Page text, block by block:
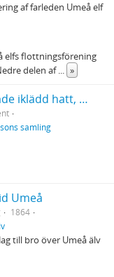
af farleden Umeå elf
elfs flottningsförening
delen af... »
Theodor Dahl halvsittande iklädd hatt, med käpp i händerna
samling
Umeå
1864
till bro över Umeå älv